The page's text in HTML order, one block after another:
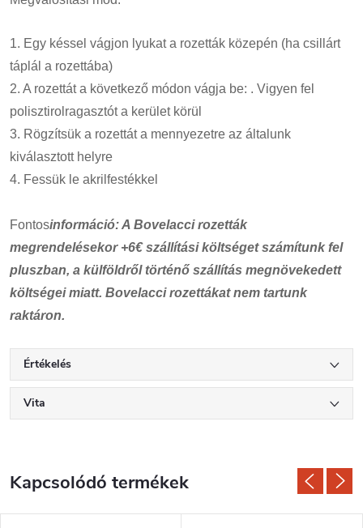
1. Egy késsel vágjon lyukat a rozetták közepén (ha csillárt
táplál a rozettába)
2. A rozettát a következő módon vágja be: . Vigyen fel
polisztirolragasztót a kerület körül
3. Rögzítsük a rozettát a mennyezetre az általunk
kiválasztott helyre
4. Fessük le akrilfestékkel
Fontosinformáció: A Bovelacci rozetták
megrendelésekor +6€ szállítási költséget számítunk fel
pluszban, a külföldről történő szállítás megnövekedett
költségei miatt. Bovelacci rozettákat nem tartunk
raktáron.
Értékelés
Vita
Kapcsolódó termékek